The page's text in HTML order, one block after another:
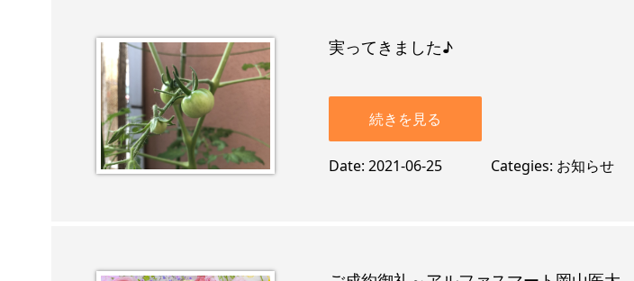
実ってきました♪
続きを見る
Date 2021-06-25 Categies お知らせ